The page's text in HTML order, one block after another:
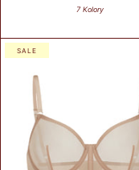
7 Kolory
SALE